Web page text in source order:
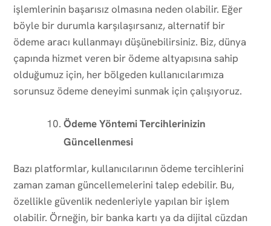
işlemlerinin başarısız olmasına neden olabilir. Eğer
böyle bir durumla karşılaşırsanız, alternatif bir
ödeme aracı kullanmayı düşünebilirsiniz. Biz, dünya
çapında hizmet veren bir ödeme altyapısına sahip
olduğumuz için, her bölgeden kullanıcılarımıza
sorunsuz ödeme deneyimi sunmak için çalışıyoruz.
Ödeme Yöntemi Tercihlerinizin
Güncellenmesi
Bazı platformlar, kullanıcılarının ödeme tercihlerini
zaman zaman güncellemelerini talep edebilir. Bu,
özellikle güvenlik nedenleriyle yapılan bir işlem
olabilir. Örneğin, bir banka kartı ya da dijital cüzdan